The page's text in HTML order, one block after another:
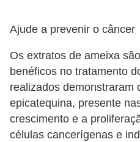
Ajude a prevenir o câncer
Os extratos de ameixa
benéficos no tratamento
realizados demonstraram
epicatequina, presente
crescimento e a
células cancerígenas e